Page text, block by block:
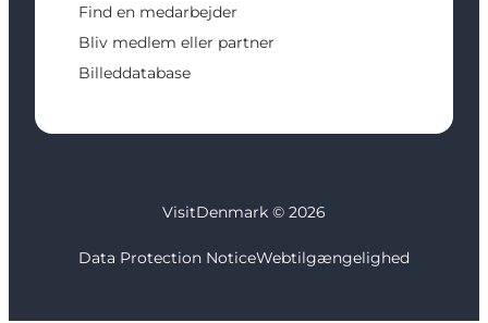
Find en medarbejder
Bliv medlem eller partner
Billeddatabase
VisitDenmark © 2026
Data Protection NoticeWebtilgængelighed